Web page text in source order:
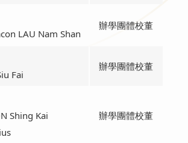
LAU Nam Shan
辦學團體校董
Fai
辦學團體校董
Shing Kai
辦學團體校董